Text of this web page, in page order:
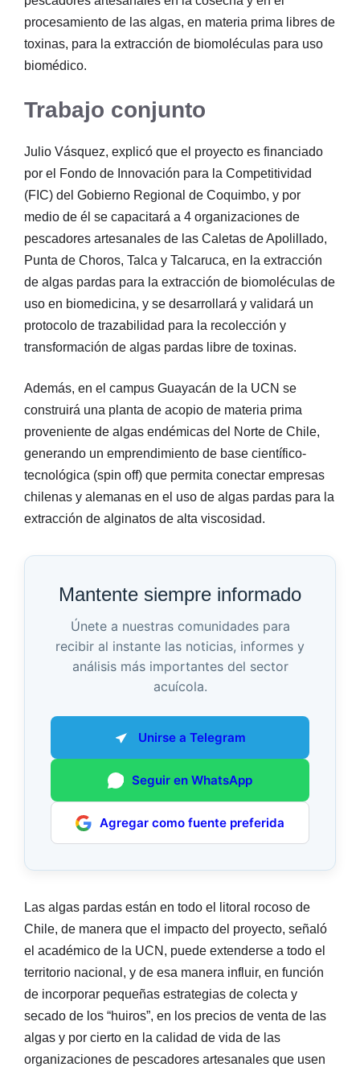
procesamiento de las algas, en materia prima libres de
toxinas, para la extracción de biomoléculas para uso
biomédico.
Trabajo conjunto
Julio Vásquez, explicó que el proyecto es financiado
por el Fondo de Innovación para la Competitividad
(FIC) del Gobierno Regional de Coquimbo, y por
medio de él se capacitará a 4 organizaciones de
pescadores artesanales de las Caletas de Apolillado,
Punta de Choros, Talca y Talcaruca, en la extracción
de algas pardas para la extracción de biomoléculas de
uso en biomedicina, y se desarrollará y validará un
protocolo de trazabilidad para la recolección y
transformación de algas pardas libre de toxinas.
Además, en el campus Guayacán de la UCN se
construirá una planta de acopio de materia prima
proveniente de algas endémicas del Norte de Chile,
generando un emprendimiento de base científico-
tecnológica (spin off) que permita conectar empresas
chilenas y alemanas en el uso de algas pardas para la
extracción de alginatos de alta viscosidad.
Mantente siempre informado
Únete a nuestras comunidades para
recibir al instante las noticias, informes y
análisis más importantes del sector
acuícola.
Unirse a Telegram
Seguir en WhatsApp
Agregar como fuente preferida
Las algas pardas están en todo el litoral rocoso de
Chile, de manera que el impacto del proyecto, señaló
el académico de la UCN, puede extenderse a todo el
territorio nacional, y de esa manera influir, en función
de incorporar pequeñas estrategias de colecta y
secado de los “huiros”, en los precios de venta de las
algas y por cierto en la calidad de vida de las
organizaciones de pescadores artesanales que usen